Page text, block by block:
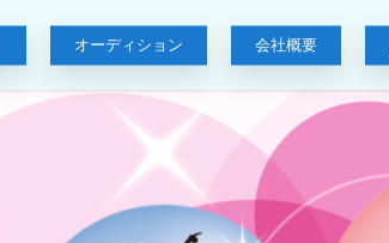
オーディション 会社概要